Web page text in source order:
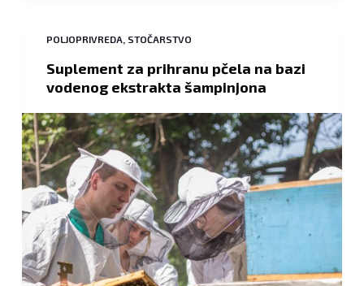
POLJOPRIVREDA, STOČARSTVO
Suplement za prihranu pčela na bazi
vodenog ekstrakta šampinjona